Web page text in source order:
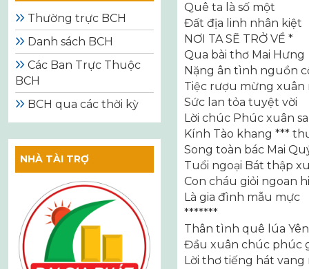
Thường trực BCH
Danh sách BCH
Các Ban Trực Thuộc
BCH
BCH qua các thời kỳ
NHÀ TÀI TRỢ
Quê ta là số một
Đất địa linh nhân kiệt
NƠI TA SẼ TRỞ VỀ *
Qua bài thơ Mai Hưng
Nặng ân tình nguồn
Tiệc rượu mừng xuân
Sức lan tỏa tuyệt vời
Lời chúc Phúc xuân
Kính Tào khang ***
Song toàn bác Mai
Tuổi ngoại Bát thập
Con cháu giỏi ngoan
Là gia đình mẫu mực
*******
Thân tình quê lúa
Đầu xuân chúc phúc
Lời thơ tiếng hát vang